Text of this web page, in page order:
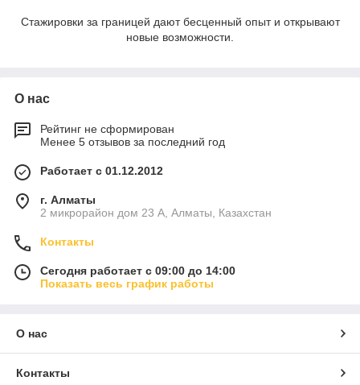
Стажировки за границей дают бесценный опыт и открывают
новые возможности.
О нас
Рейтинг не сформирован
Менее 5 отзывов за последний год
Работает с 01.12.2012
г. Алматы
2 микрорайон дом 23 А, Алматы, Казахстан
Контакты
Сегодня работает с 09:00 до 14:00
Показать весь график работы
О нас
Контакты